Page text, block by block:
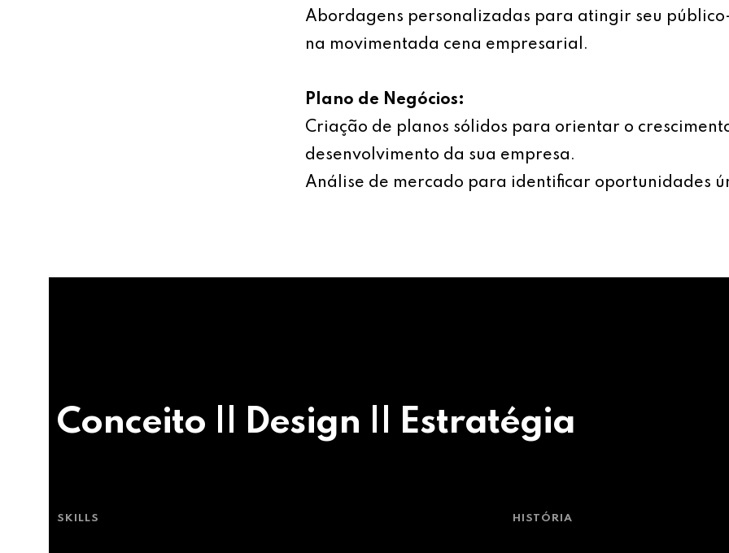
Abordagens personalizadas para atingir seu
na movimentada cena empresarial.
Plano de Negócios:
Criação de planos sólidos para orientar o
desenvolvimento da sua empresa.
Análise de mercado para identificar oportunidades
Conceito || Design || Estratégia
SKILLS HISTÓRIA